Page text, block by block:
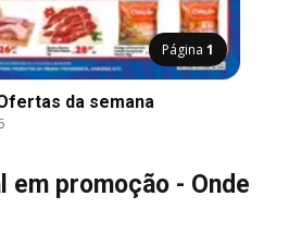
Página 1
da semana
em promoção - Onde